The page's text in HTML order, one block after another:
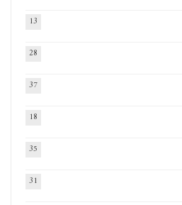
13
28
37
18
35
31